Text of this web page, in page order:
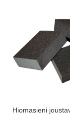
Hiomasieni